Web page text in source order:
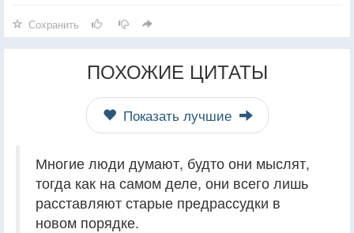
Сохранить
ПОХОЖИЕ ЦИТАТЫ
Показать лучшие
Многие люди думают, будто они мыслят,
тогда как на самом деле, они всего лишь
расставляют старые предрассудки в
новом порядке.